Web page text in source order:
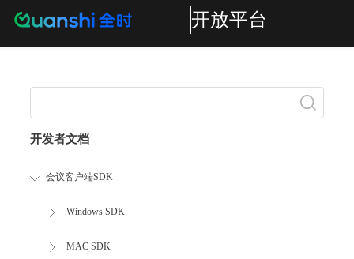
开放平台
开发者文档
会议客户端SDK
Windows SDK
MAC SDK